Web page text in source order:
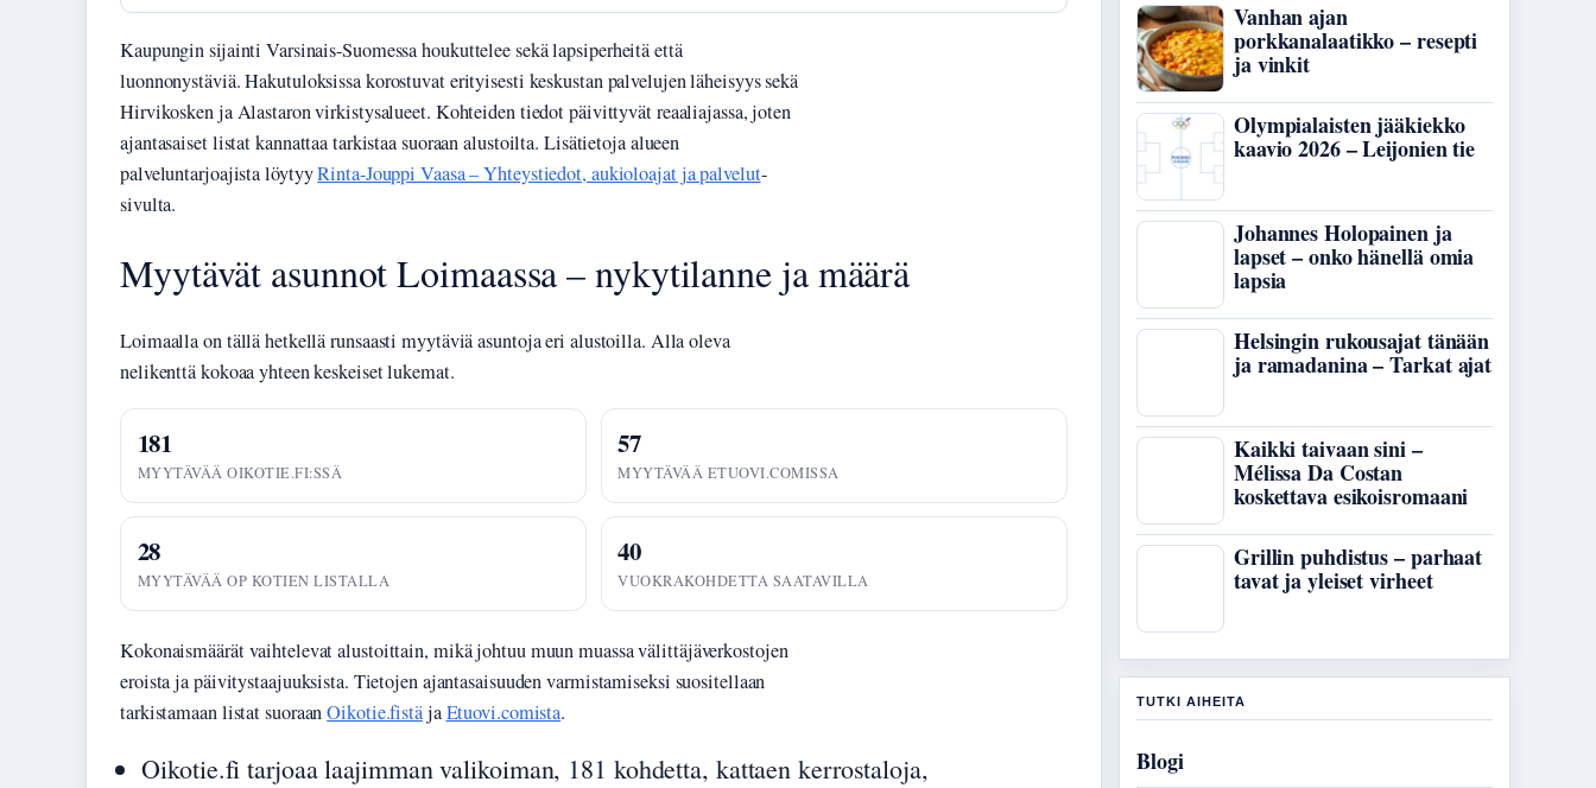
Kaupungin sijainti Varsinais-Suomessa houkuttelee sekä lapsiperheitä että
luonnonystäviä. Hakutuloksissa korostuvat erityisesti keskustan palvelujen läheisyys sekä
Hirvikosken ja Alastaron virkistysalueet. Kohteiden tiedot päivittyvät reaaliajassa, joten
ajantasaiset listat kannattaa tarkistaa suoraan alustoilta. Lisätietoja alueen
palveluntarjoajista löytyyRinta-Jouppi Vaasa – Yhteystiedot, aukioloajat ja palvelut-
sivulta.
Myytävät asunnot Loimaassa – nykytilanne ja määrä
Loimaalla on tällä hetkellä runsaasti myytäviä asuntoja eri alustoilla. Alla oleva
nelikenttä kokoaa yhteen keskeiset lukemat.
181
MYYTÄVÄÄ OIKOTIE.FI:SSÄ
57
MYYTÄVÄÄ ETUOVI.COMISSA
28
MYYTÄVÄÄ OP KOTIEN LISTALLA
40
VUOKRAKOHDETTA SAATAVILLA
Kokonaismäärät vaihtelevat alustoittain, mikä johtuu muun muassa välittäjäverkostojen
eroista ja päivitystaajuuksista. Tietojen ajantasaisuuden varmistamiseksi suositellaan
tarkistamaan listat suoraanOikotie.fistäjaEtuovi.comista.
Oikotie.fi tarjoaa laajimman valikoiman, 181 kohdetta, kattaen kerrostaloja,
Vanhan ajan
porkkanalaatikko – resepti
ja vinkit
Olympialaisten jääkiekko
kaavio 2026 – Leijonien tie
Johannes Holopainen ja
lapset – onko hänellä omia
lapsia
Helsingin rukousajat tänään
ja ramadanina – Tarkat ajat
Kaikki taivaan sini –
Mélissa Da Costan
koskettava esikoisromaani
Grillin puhdistus – parhaat
tavat ja yleiset virheet
TUTKI AIHEITA
Blogi